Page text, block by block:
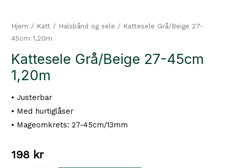
Hjem / Katt / Halsbånd og sele / Kattesele Grå/Beige 27-
45cm 1,20m
Kattesele Grå/Beige 27-45cm
1,20m
• Justerbar
• Med hurtiglåser
• Mageomkrets: 27-45cm/13mm
198 kr